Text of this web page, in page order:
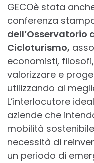
GECOè stata
conferenza
dell’Osservatorio
Cicloturismo,
economisti,
valorizzare e
utilizzando al
L’interlocutore
aziende che
mobilità
necessità di
un periodo di